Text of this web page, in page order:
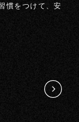
慣をつけて、安